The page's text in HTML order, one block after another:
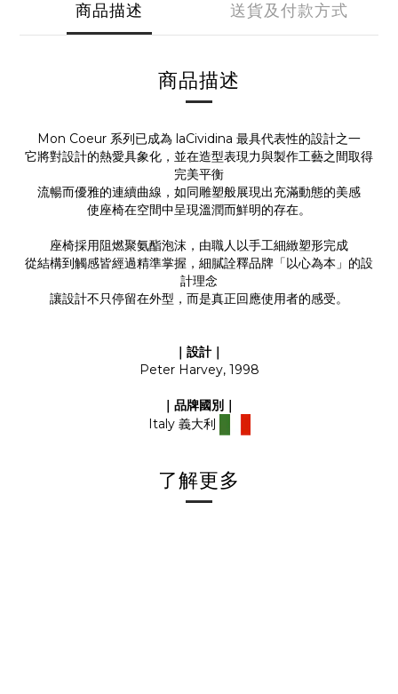
商品描述 送貨及付款方式
商品描述
Mon Coeur 系列已成為 laCividina 最具代表性的設計之一
它將對設計的熱愛具象化，並在造型表現力與製作工藝之間取得
完美平衡
流暢而優雅的連續曲線，如同雕塑般展現出充滿動態的美感
使座椅在空間中呈現溫潤而鮮明的存在。
座椅採用阻燃聚氨酯泡沫，由職人以手工細緻塑形完成
從結構到觸感皆經過精準掌握，細膩詮釋品牌「以心為本」的設
計理念
讓設計不只停留在外型，而是真正回應使用者的感受。
｜設計｜
Peter Harvey, 1998
｜品牌國別｜
Italy 義大利
了解更多